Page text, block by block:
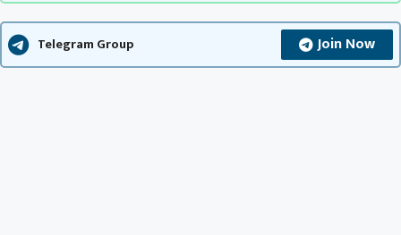
Telegram Group Join Now